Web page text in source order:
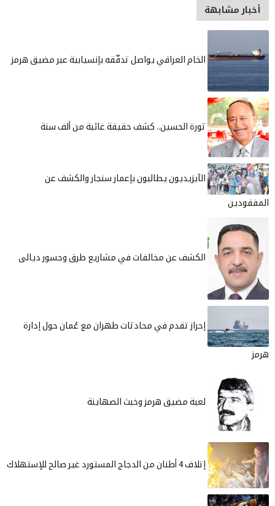
يواصل تدفّقه بإنسيابية عبر مضيق هرمز
كشف حقيقة غائبة من ألف سنة
يطالبون بإعمار سنجار والكشف عن
في مشاريع طرق وجسور ديالى
في محادثات طهران مع عُمان حول إدارة
وخبث الصهاينة